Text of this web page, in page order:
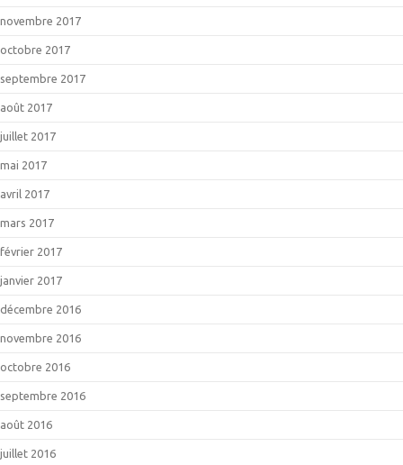
novembre 2017
octobre 2017
septembre 2017
août 2017
juillet 2017
mai 2017
avril 2017
mars 2017
février 2017
janvier 2017
décembre 2016
novembre 2016
octobre 2016
septembre 2016
août 2016
juillet 2016